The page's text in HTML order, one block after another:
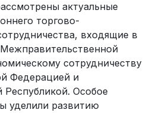
актуальные
торгово-
входящие в
сотрудничеству
Федерацией и
Республикой. Особое
уделили развитию